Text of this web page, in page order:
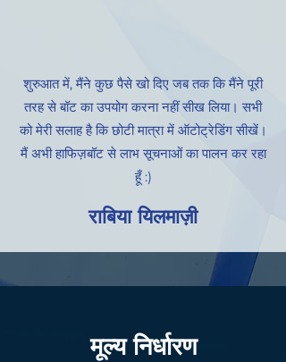
शुरुआत में, मैंने कुछ पैसे खो दिए जब तक कि मैंने पूरी
तरह से बॉट का उपयोग करना नहीं सीख लिया। सभी
को मेरी सलाह है कि छोटी मात्रा में ऑटोट्रेडिंग सीखें।
मैं अभी हाफिज़बॉट से लाभ सूचनाओं का पालन कर रहा
हूँ :)
राबिया यिलमाज़ी
मूल्य निर्धारण